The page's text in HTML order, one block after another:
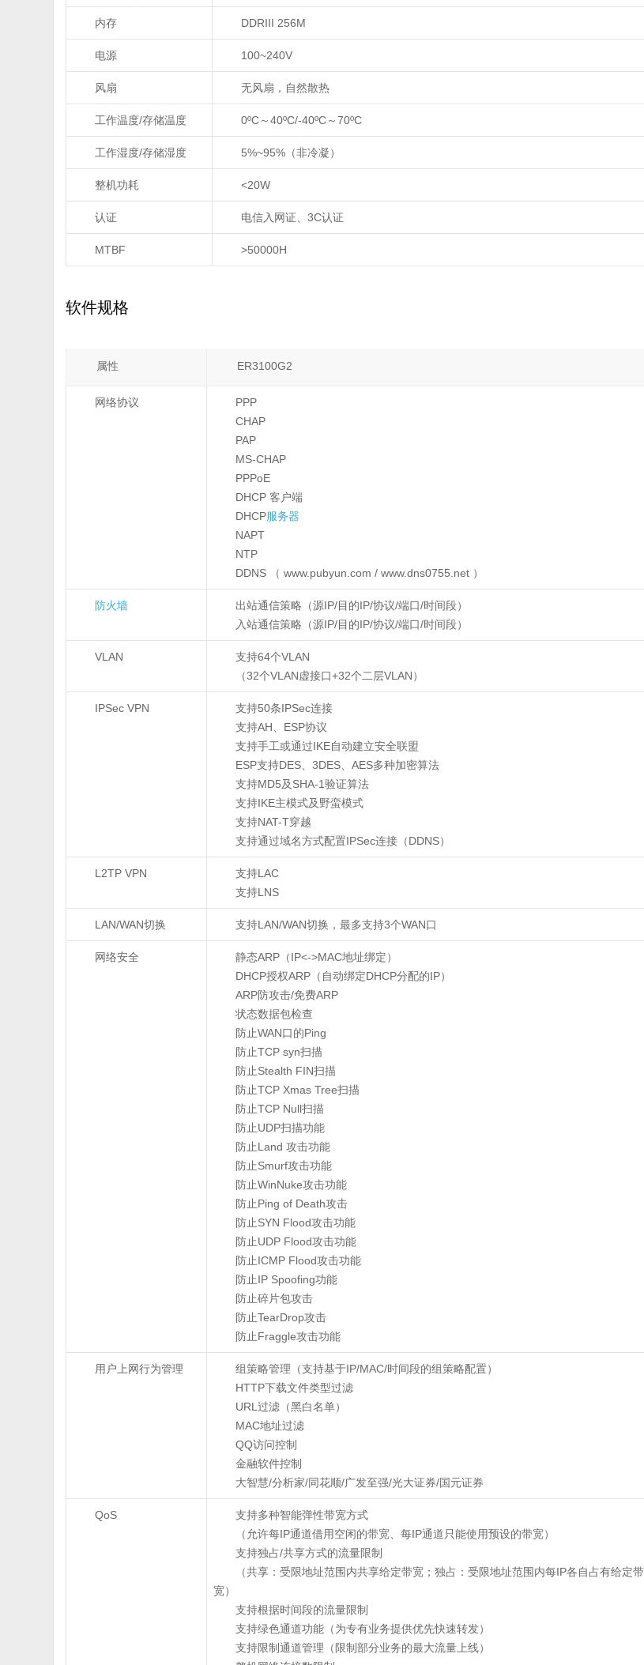
内存 DDRIII 256M
电源 100~240V
风扇 无风扇，自然散热
工作温度/存储温度 0ºC～40ºC/-40ºC～70ºC
工作湿度/存储湿度 5%~95%（非冷凝）
整机功耗 <20W
认证 电信入网证、3C认证
MTBF >50000H
软件规格
属性 ER3100G2
网络协议
PPP
CHAP
PAP
MS-CHAP
PPPoE
DHCP 客户端
DHCP服务器
NAPT
NTP
DDNS （ www.pubyun.com / www.dns0755.net ）
防火墙
出站通信策略（源IP/目的IP/协议/端口/时间段）
入站通信策略（源IP/目的IP/协议/端口/时间段）
VLAN
支持64个VLAN
（32个VLAN虚接口+32个二层VLAN）
IPSec VPN
支持50条IPSec连接
支持AH、ESP协议
支持手工或通过IKE自动建立安全联盟
ESP支持DES、3DES、AES多种加密算法
支持MD5及SHA-1验证算法
支持IKE主模式及野蛮模式
支持NAT-T穿越
支持通过域名方式配置IPSec连接（DDNS）
L2TP VPN
支持LAC
支持LNS
LAN/WAN切换 支持LAN/WAN切换，最多支持3个WAN口
网络安全
静态ARP（IP<->MAC地址绑定）
DHCP授权ARP（自动绑定DHCP分配的IP）
ARP防攻击/免费ARP
状态数据包检查
防止WAN口的Ping
防止TCP syn扫描
防止Stealth FIN扫描
防止TCP Xmas Tree扫描
防止TCP Null扫描
防止UDP扫描功能
防止Land 攻击功能
防止Smurf攻击功能
防止WinNuke攻击功能
防止Ping of Death攻击
防止SYN Flood攻击功能
防止UDP Flood攻击功能
防止ICMP Flood攻击功能
防止IP Spoofing功能
防止碎片包攻击
防止TearDrop攻击
防止Fraggle攻击功能
用户上网行为管理
组策略管理（支持基于IP/MAC/时间段的组策略配置）
HTTP下载文件类型过滤
URL过滤（黑白名单）
MAC地址过滤
QQ访问控制
金融软件控制
大智慧/分析家/同花顺/广发至强/光大证券/国元证券
QoS
支持多种智能弹性带宽方式
（允许每IP通道借用空闲的带宽、每IP通道只能使用预设的带宽）
支持独占/共享方式的流量限制
（共享：受限地址范围内共享给定带宽；独占：受限地址范围内每IP各自占有给定带
宽）
支持根据时间段的流量限制
支持绿色通道功能（为专有业务提供优先快速转发）
支持限制通道管理（限制部分业务的最大流量上线）